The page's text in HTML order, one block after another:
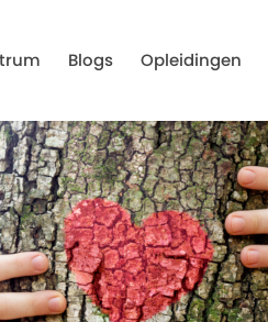
Blogs Opleidingen